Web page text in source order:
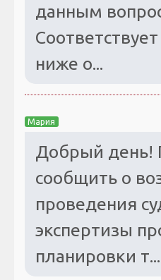
данным
ниже о...
Мария
Добрый день!
сообщить о
проведения
экспертизы
планировки т...